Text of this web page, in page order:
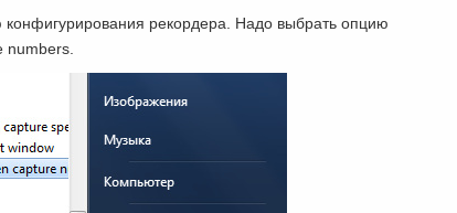
рекордера. Надо выбрать опцию
numbers.